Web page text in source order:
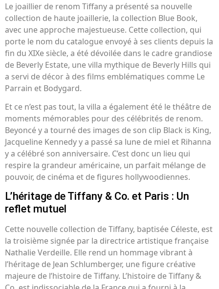
Le joaillier de renom Tiffany a présenté sa nouvelle
collection de haute joaillerie, la collection Blue Book,
avec une approche majestueuse. Cette collection, qui
porte le nom du catalogue envoyé à ses clients depuis la
fin du XIXe siècle, a été dévoilée dans le cadre grandiose
de Beverly Estate, une villa mythique de Beverly Hills qui
a servi de décor à des films emblématiques comme Le
Parrain et Bodygard.
Et ce n’est pas tout, la villa a également été le théâtre de
moments mémorables pour des célébrités de renom.
Beyoncé y a tourné des images de son clip Black is King,
Jacqueline Kennedy y a passé sa lune de miel et Rihanna
y a célébré son anniversaire. C’est donc un lieu qui
respire la grandeur américaine, un parfait mélange de
pouvoir, de cinéma et de figures hollywoodiennes.
L’héritage de Tiffany & Co. et Paris : Un
reflet mutuel
Cette nouvelle collection de Tiffany, baptisée Céleste, est
la troisième signée par la directrice artistique française
Nathalie Verdeille. Elle rend un hommage vibrant à
l’héritage de Jean Schlumberger, une figure créative
majeure de l’histoire de Tiffany. L’histoire de Tiffany &